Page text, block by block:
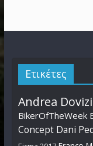
Ετικέτες
Andrea
BikerOfTheWeek
Concept Dani